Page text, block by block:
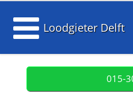
Loodgieter Delft
015-